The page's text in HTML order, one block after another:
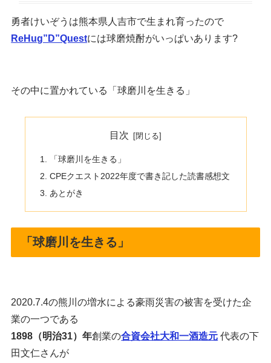
勇者けいぞうは熊本県人吉市で生まれ育ったので
ReHug”D”Questには球磨焼酎がいっぱいあります?
その中に置かれている「球磨川を生きる」
目次
「球磨川を生きる」
CPEクエスト2022年度で書き記した読書感想文
あとがき
「球磨川を生きる」
2020.7.4の熊川の増水による豪雨災害の被害を受けた企
業の一つである
1898（明治31）年創業の合資会社大和一酒造元 代表の下
田文仁さんが